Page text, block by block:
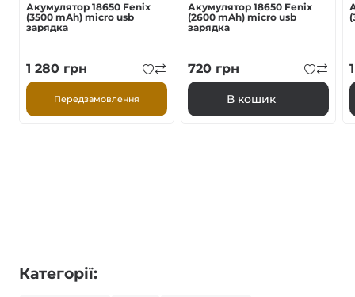
Акумулятор 18650 Fenix
(3500 mAh) micro usb
зарядка
1 280 грн
Передзамовлення
Акумулятор 18650 Fenix
(2600 mAh) micro usb
зарядка
720 грн
В кошик
Категорії: